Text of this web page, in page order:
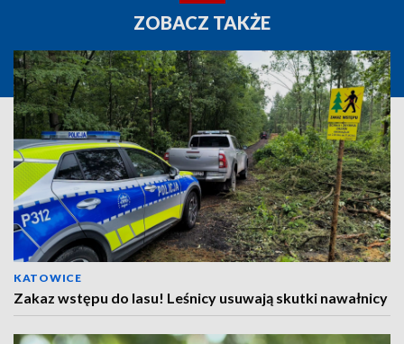
ZOBACZ TAKŻE
KATOWICE
Zakaz wstępu do lasu! Leśnicy usuwają skutki nawałnicy